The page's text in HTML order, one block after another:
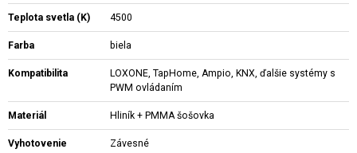
Teplota svetla (K) 4500
Farba biela
Kompatibilita
LOXONE, TapHome, Ampio, KNX, ďalšie systémy s
PWM ovládaním
Materiál Hliník + PMMA šošovka
Vyhotovenie Závesné